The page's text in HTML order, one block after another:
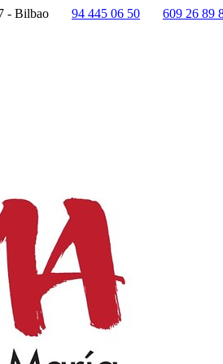
- Bilbao 94 445 06 50 609 26 89